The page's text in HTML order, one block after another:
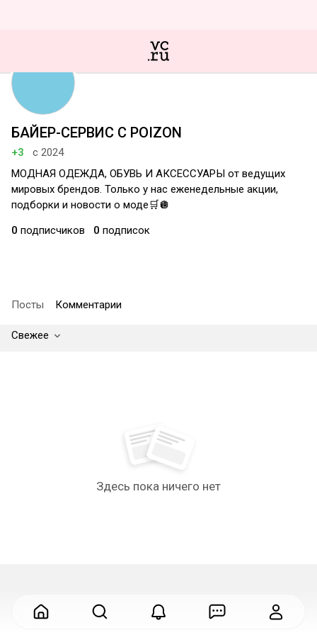
БАЙЕР-СЕРВИС С POIZON
+3
с 2024
МОДНАЯ ОДЕЖДА, ОБУВЬ И АКСЕССУАРЫ от ведущих
мировых брендов. Только у нас еженедельные акции,
подборки и новости о моде🛒🪩
0 подписчиков 0 подписок
Посты Комментарии
Свежее
Здесь пока ничего нет